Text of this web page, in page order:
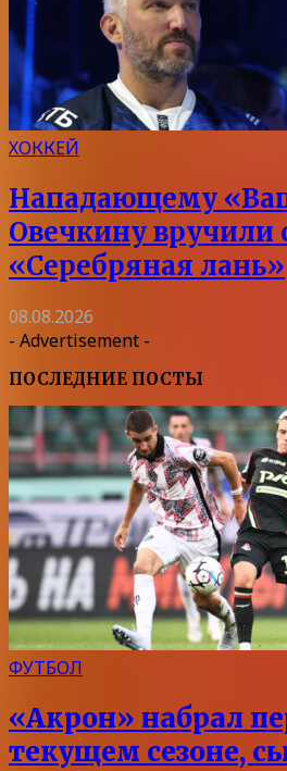
ХОККЕЙ
Нападающему
Овечкину вручили
«Серебряная лань»
08.08.2026
- Advertisement -
ПОСЛЕДНИЕ ПОСТЫ
ФУТБОЛ
«Акрон» набрал
текущем сезоне,